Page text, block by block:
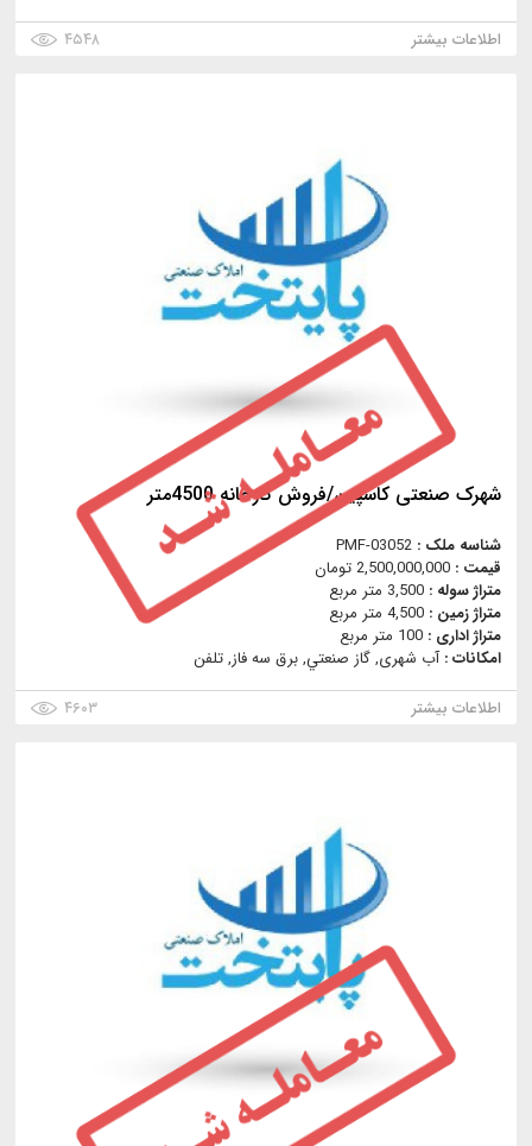
اطلاعات بیشتر
۴۵۴۸
شهرک صنعتی کاسپین/فروش کارخانه 4500متر
شناسه ملک : PMF-03052
قیمت : 2,500,000,000 تومان
متراژ سوله : 3,500 متر مربع
متراژ زمین : 4,500 متر مربع
متراژ اداری : 100 متر مربع
امکانات :آب شهری, گاز صنعتي, برق سه فاز, تلفن
اطلاعات بیشتر
۴۶۰۳